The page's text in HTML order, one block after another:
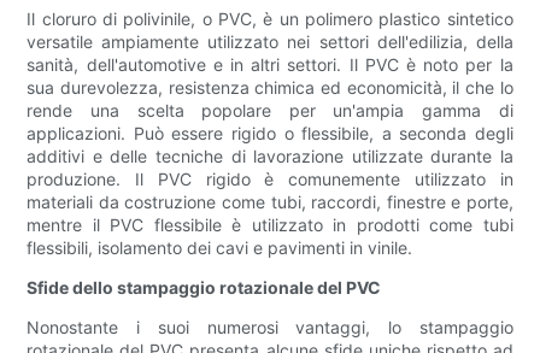
Il cloruro di polivinile, o PVC, è un polimero plastico sintetico
versatile ampiamente utilizzato nei settori dell'edilizia, della
sanità, dell'automotive e in altri settori. Il PVC è noto per la
sua durevolezza, resistenza chimica ed economicità, il che lo
rende una scelta popolare per un'ampia gamma di
applicazioni. Può essere rigido o flessibile, a seconda degli
additivi e delle tecniche di lavorazione utilizzate durante la
produzione. Il PVC rigido è comunemente utilizzato in
materiali da costruzione come tubi, raccordi, finestre e porte,
mentre il PVC flessibile è utilizzato in prodotti come tubi
flessibili, isolamento dei cavi e pavimenti in vinile.
Sfide dello stampaggio rotazionale del PVC
Nonostante i suoi numerosi vantaggi, lo stampaggio